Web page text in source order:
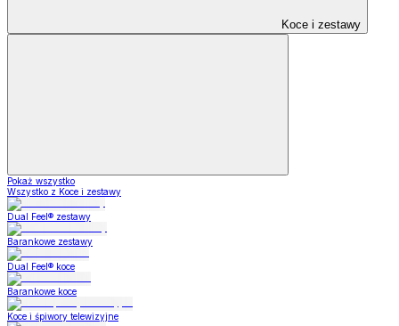
Koce i zestawy
Pokaż wszystko
Wszystko z Koce i zestawy
Dual Feel® zestawy
Barankowe zestawy
Dual Feel® koce
Barankowe koce
Koce i śpiwory telewizyjne